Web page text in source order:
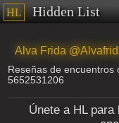
HL Hidden List
Alva Frida
Reseñas de encuentros
5652531206
Únete a HL